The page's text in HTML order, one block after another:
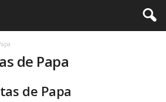
de Papa
de Papa